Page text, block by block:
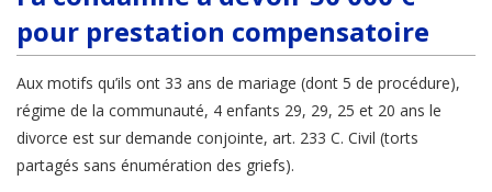
pour prestation compensatoire
Aux motifs qu’ils ont 33 ans de mariage (dont 5 de procédure),
régime de la communauté, 4 enfants 29, 29, 25 et 20 ans le
divorce est sur demande conjointe, art. 233 C. Civil (torts
partagés sans énumération des griefs).